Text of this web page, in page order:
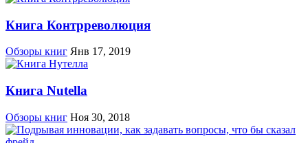
Книга Контрреволюция
Обзоры книг Янв 17, 2019
Книга Nutella
Обзоры книг Ноя 30, 2018